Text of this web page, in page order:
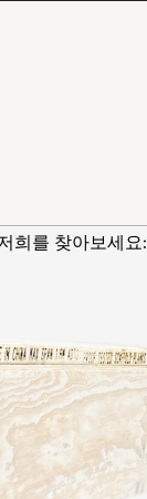
희를 찾아보세요: